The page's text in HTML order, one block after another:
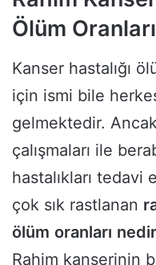
Ölüm
Kanser hastalığı
için ismi bile
gelmektedir.
çalışmaları ile
hastalıkları
çok sık rastlanan
ölüm oranları nedir
Rahim kanserinin